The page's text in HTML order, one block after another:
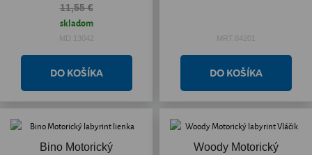
11,55 €
skladom
MD.13042 MRT.84201
Bino Motorický
Woody Motorický